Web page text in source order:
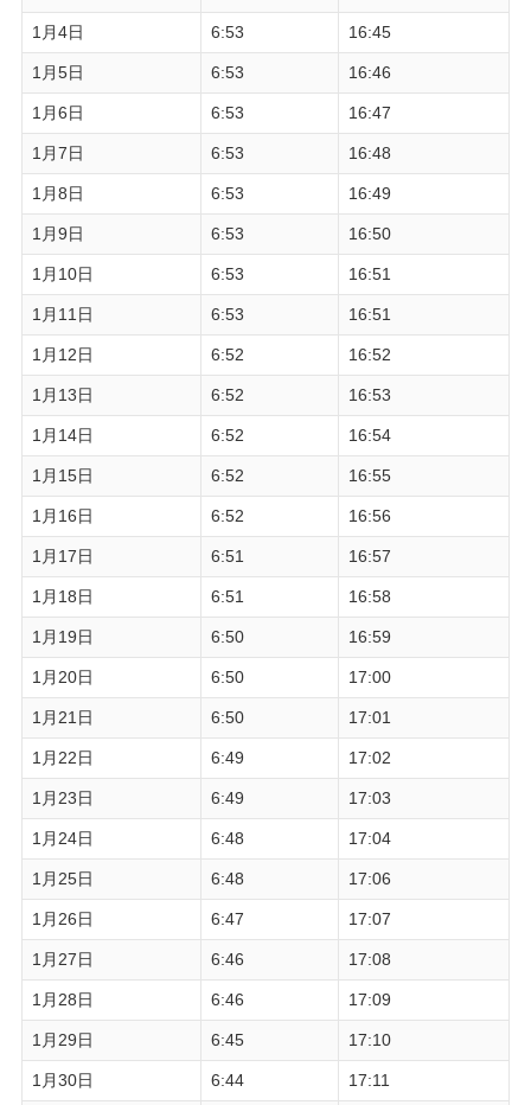
1月4日 6:53 16:45
1月5日 6:53 16:46
1月6日 6:53 16:47
1月7日 6:53 16:48
1月8日 6:53 16:49
1月9日 6:53 16:50
1月10日 6:53 16:51
1月11日 6:53 16:51
1月12日 6:52 16:52
1月13日 6:52 16:53
1月14日 6:52 16:54
1月15日 6:52 16:55
1月16日 6:52 16:56
1月17日 6:51 16:57
1月18日 6:51 16:58
1月19日 6:50 16:59
1月20日 6:50 17:00
1月21日 6:50 17:01
1月22日 6:49 17:02
1月23日 6:49 17:03
1月24日 6:48 17:04
1月25日 6:48 17:06
1月26日 6:47 17:07
1月27日 6:46 17:08
1月28日 6:46 17:09
1月29日 6:45 17:10
1月30日 6:44 17:11